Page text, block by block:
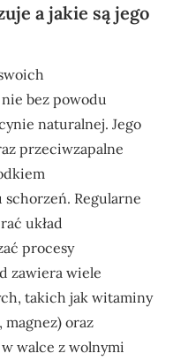
a jakie są jego
bez powodu
naturalnej. Jego
przeciwzapalne
Regularne
układ
procesy
zawiera wiele
takich jak witaminy
magnez) oraz
walce z wolnymi